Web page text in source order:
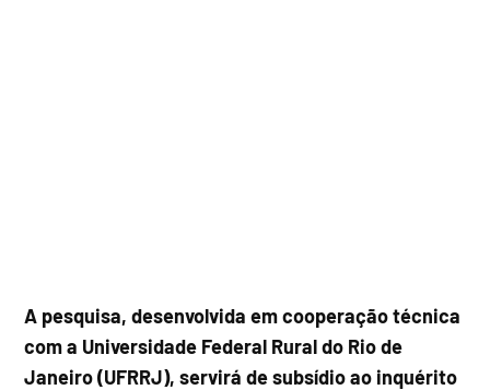
A pesquisa, desenvolvida em cooperação técnica
com a Universidade Federal Rural do Rio de
Janeiro (UFRRJ), servirá de subsídio ao inquérito